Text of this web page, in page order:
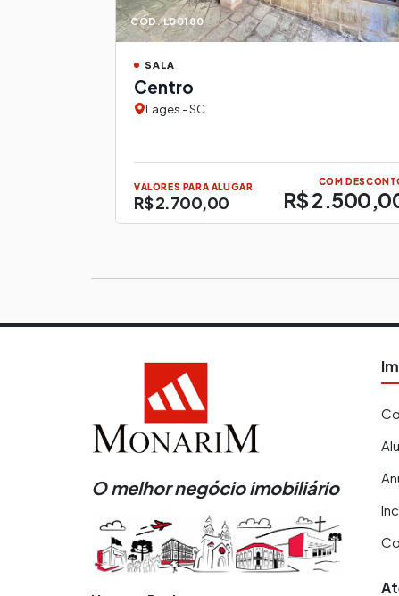
CÓD. L00180
SALA
Centro
Lages - SC
VALORES PARA ALUGAR
R$ 2.700,00
COM
R$
O melhor negócio imobiliário